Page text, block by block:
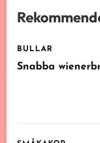
BULLAR
Snabba